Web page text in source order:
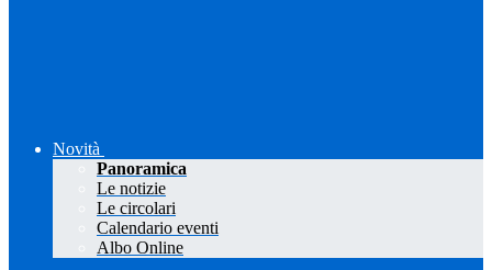
Novità
Panoramica
Le notizie
Le circolari
Calendario eventi
Albo Online